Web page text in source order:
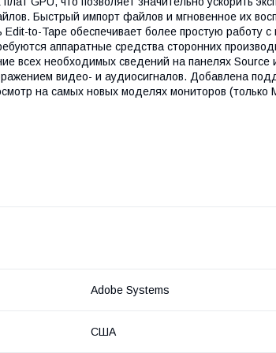
Быстрый импорт файлов и мгновенное их
to-Tape обеспечивает более простую работу
аппаратные средства сторонних
всех необходимых сведений на панелях Source
видео- и аудиосигналов. Добавлена
на самых новых моделях мониторов (только
Adobe Systems
США